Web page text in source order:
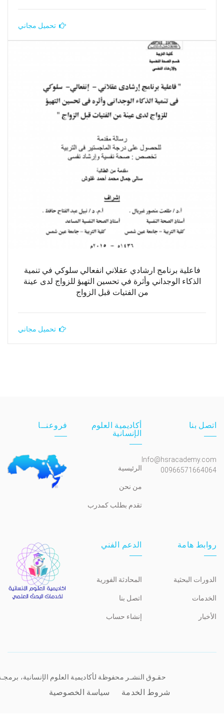
تحميل مجاني
فاعلية برنامج ارشادي عقلاني انفعالي سلوكي في تنمية
الذكاء الوجداني وأثرة في تحسين التهيؤ للزواج لدى عينة
من الفتيات قبل الزواج
تحميل مجاني
اتصل بنا
Info@hsracademy.com
00966571664064
أكاديمية العلوم
الإنسانية
الرئيسية
من نحن
تقدم بطلب كمدرب
فروعنــا
روابط هامة
الدورات البحثية
الخدمات
الأخبار
الدعم الفني
المحادثة الفورية
اتصل بنا
إنشاء حساب
حقـوق النشـر محفوظة لأكاديمية العلوم الإنسانية،
شروط الخدمة سياسة الخصوصية